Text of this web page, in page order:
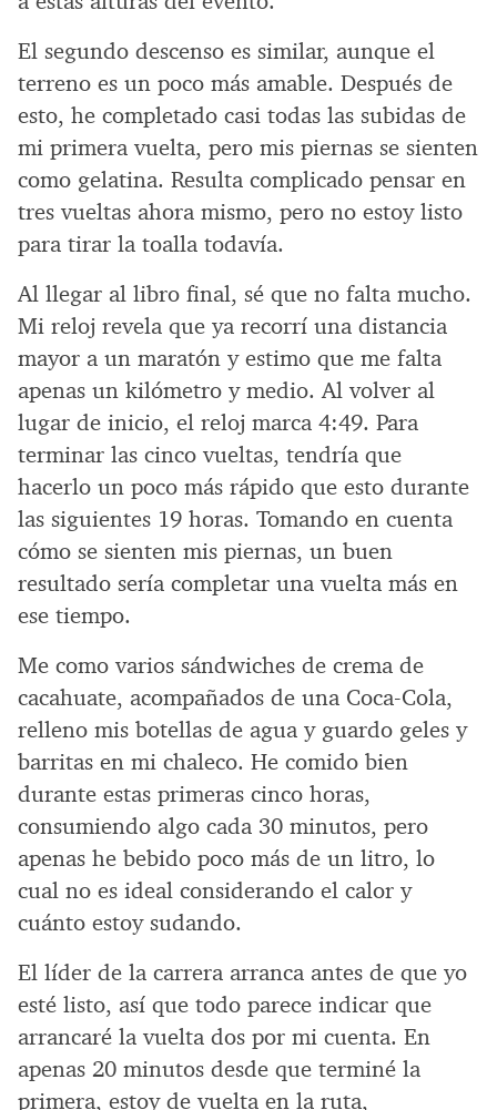
El segundo descenso es similar, aunque el
terreno es un poco más amable. Después de
esto, he completado casi todas las subidas de
mi primera vuelta, pero mis piernas se sienten
como gelatina. Resulta complicado pensar en
tres vueltas ahora mismo, pero no estoy listo
para tirar la toalla todavía.
Al llegar al libro final, sé que no falta mucho.
Mi reloj revela que ya recorrí una distancia
mayor a un maratón y estimo que me falta
apenas un kilómetro y medio. Al volver al
lugar de inicio, el reloj marca 4:49. Para
terminar las cinco vueltas, tendría que
hacerlo un poco más rápido que esto durante
las siguientes 19 horas. Tomando en cuenta
cómo se sienten mis piernas, un buen
resultado sería completar una vuelta más en
ese tiempo.
Me como varios sándwiches de crema de
cacahuate, acompañados de una Coca-Cola,
relleno mis botellas de agua y guardo geles y
barritas en mi chaleco. He comido bien
durante estas primeras cinco horas,
consumiendo algo cada 30 minutos, pero
apenas he bebido poco más de un litro, lo
cual no es ideal considerando el calor y
cuánto estoy sudando.
El líder de la carrera arranca antes de que yo
esté listo, así que todo parece indicar que
arrancaré la vuelta dos por mi cuenta. En
apenas 20 minutos desde que terminé la
primera, estoy de vuelta en la ruta,